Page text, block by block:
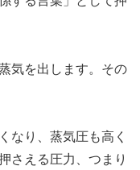
気を出します。その
なり、蒸気圧も高く
さえる圧力、つまり